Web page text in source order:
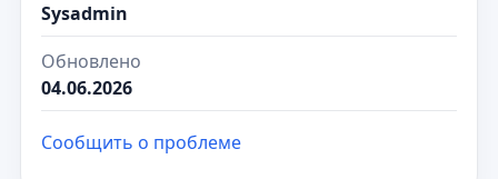
Sysadmin
Обновлено
04.06.2026
Сообщить о проблеме